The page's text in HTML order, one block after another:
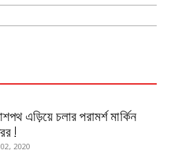
14, 2019
এড়িয়ে চলার পরামর্শ মার্কিন
!
2020